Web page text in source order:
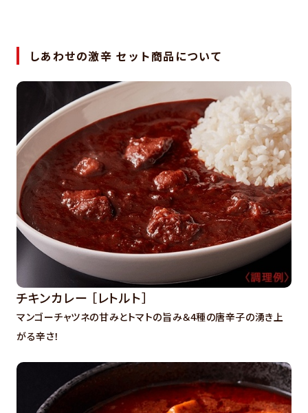
しあわせの激辛 セット商品について
チキンカレー ［レトルト］
マンゴーチャツネの甘みとトマトの旨み＆4種の唐辛子の湧き上
がる辛さ！